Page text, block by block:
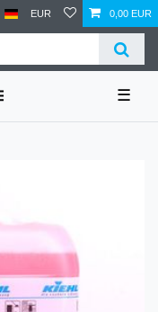
EUR 0,00 EUR
☰